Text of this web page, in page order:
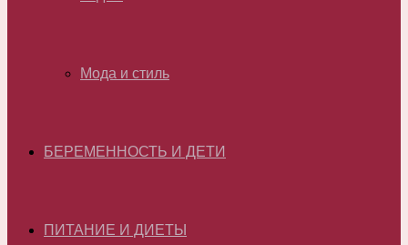
Мода и стиль
БЕРЕМЕННОСТЬ И ДЕТИ
ПИТАНИЕ И ДИЕТЫ